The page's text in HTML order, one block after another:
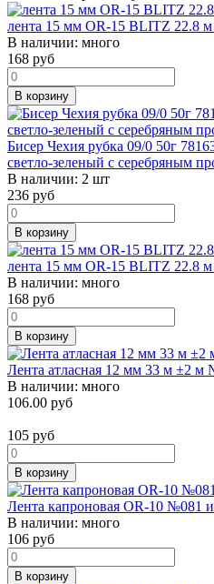
лента 15 мм OR-15 BLITZ 22.8
В наличии: много
168 руб
В корзину
Бисер Чехия рубка 09/0 50г
светло-зеленый с серебряным
В наличии: 2 шт
236 руб
В корзину
лента 15 мм OR-15 BLITZ 22.8
В наличии: много
168 руб
В корзину
Лента атласная 12 мм 33 м ±2 м
В наличии: много
106.00 руб
105 руб
В корзину
Лента капроновая OR-10 №081
В наличии: много
106 руб
В корзину